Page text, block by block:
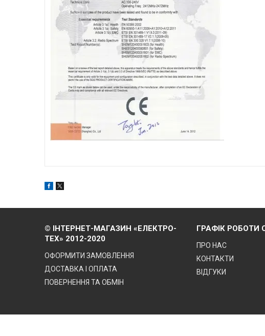
© ІНТЕРНЕТ-МАГАЗИН «ЕЛЕКТРО-
ТЕХ» 2012-2020
ОФОРМИТИ ЗАМОВЛЕННЯ
ДОСТАВКА І ОПЛАТА
ПОВЕРНЕННЯ ТА ОБМІН
ГРАФІК РОБОТИ
ПРО НАС
КОНТАКТИ
ВІДГУКИ